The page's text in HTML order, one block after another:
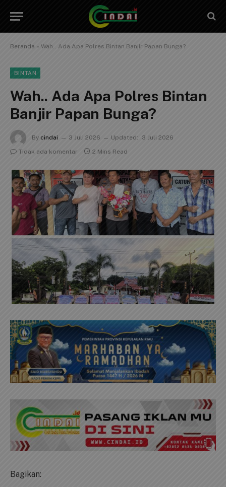
Beranda » Wah.. Ada Apa Polres Bintan Banjir Papan Bunga?
BINTAN
Wah.. Ada Apa Polres Bintan
Banjir Papan Bunga?
By cindai 3 Juli 2026 Updated:
3 Juli 2026
Tidak ada komentar
2 Mins Read
Bagikan: